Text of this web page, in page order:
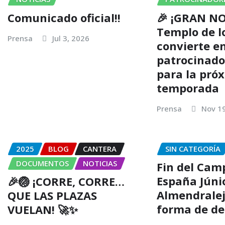
Comunicado oficial!!
Prensa Jul 3, 2026
🎉 ¡GRAN
Templo de
convierte
para la
temporada
Prensa Nov
2025 BLOG
CANTERA
DOCUMENTOS
NOTICIAS
🎉🏐 ¡CORRE, CORRE…
QUE LAS PLAZAS
VUELAN! 🚀✨
SIN CATEGORÍA
Fin del
España
forma de